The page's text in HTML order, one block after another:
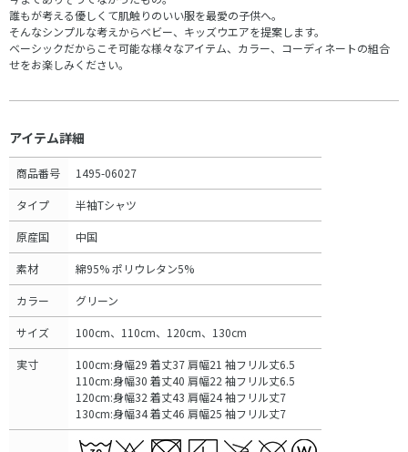
誰もが考える優しくて肌触りのいい服を最愛の子供へ。
そんなシンプルな考えからベビー、キッズウエアを提案します。
ベーシックだからこそ可能な様々なアイテム、カラー、コーディネートの組合
せをお楽しみください。
アイテム詳細
商品番号 1495-06027
タイプ 半袖Tシャツ
原産国 中国
素材 綿95% ポリウレタン5%
カラー グリーン
サイズ 100cm、110cm、120cm、130cm
実寸
100cm:身幅29 着丈37 肩幅21 袖フリル丈6.5
110cm:身幅30 着丈40 肩幅22 袖フリル丈6.5
120cm:身幅32 着丈43 肩幅24 袖フリル丈7
130cm:身幅34 着丈46 肩幅25 袖フリル丈7